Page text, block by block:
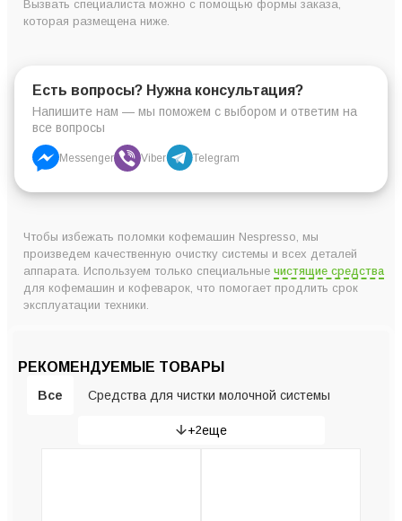
Вызвать специалиста можно с помощью формы заказа,
которая размещена ниже.
Есть вопросы? Нужна консультация?
Напишите нам — мы поможем с выбором и ответим на
все вопросы
Messenger Viber Telegram
Чтобы избежать поломки кофемашин Nespresso, мы
произведем качественную очистку системы и всех деталей
аппарата. Используем только специальные чистящие средства
для кофемашин и кофеварок, что помогает продлить срок
эксплуатации техники.
РЕКОМЕНДУЕМЫЕ ТОВАРЫ
Все Средства для чистки молочной системы
Аксессуары для кофемашин
+2еще